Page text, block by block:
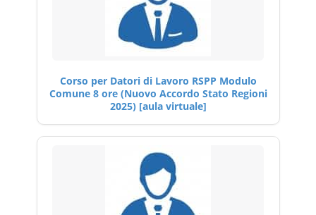
Corso per Datori di Lavoro RSPP Modulo
Comune 8 ore (Nuovo Accordo Stato Regioni
2025) [aula virtuale]